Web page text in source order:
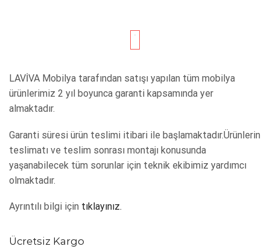
LAVİVA Mobilya tarafından satışı yapılan tüm mobilya
ürünlerimiz 2 yıl boyunca garanti kapsamında yer
almaktadır.
Garanti süresi ürün teslimi itibari ile başlamaktadır.Ürünlerin
teslimatı ve teslim sonrası montajı konusunda
yaşanabilecek tüm sorunlar için teknik ekibimiz yardımcı
olmaktadır.
Ayrıntılı bilgi için tıklayınız.
Ücretsiz Kargo